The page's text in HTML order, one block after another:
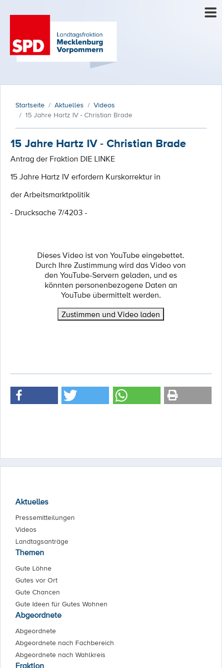
Startseite Aktuelles
Videos
15 Jahre Hartz IV - Christian Brade
15 Jahre Hartz IV - Christian Brade
Antrag der Fraktion DIE LINKE
15 Jahre Hartz IV erfordern Kurskorrektur in
der Arbeitsmarktpolitik
- Drucksache 7/4203 -
Dieses Video ist von YouTube eingebettet.
Durch Ihre Zustimmung wird das Video von
den YouTube-Servern geladen, und es
könnten personenbezogene Daten an
YouTube übermittelt werden.
Zustimmen und Video laden
Aktuelles
Pressemitteilungen
Videos
Landtagsanträge
Themen
Gute Löhne
Gutes vor Ort
Gute Chancen
Gute Ideen für Gutes Wohnen
Abgeordnete
Abgeordnete
Abgeordnete nach Fachbereich
Abgeordnete nach Wahlkreis
Fraktion